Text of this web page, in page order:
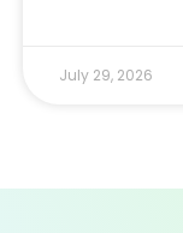
July 29, 2026